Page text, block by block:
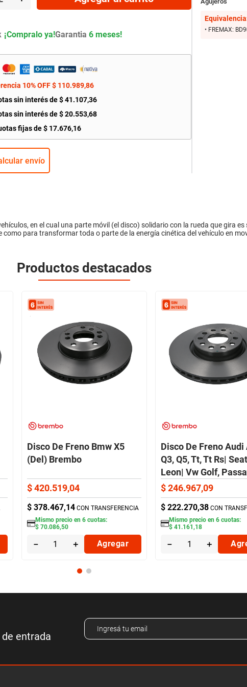
Garantia 6 meses!
10% OFF$ 110.989,86
sin interés de$41.107,36
sin interés de$20.553,68
fijas de$ 17.676,16
envío
• FREMAX:
en el cual una parte móvil (el disco) solidario con la rueda que gira
para transformar toda o parte de la energía cinética del vehículo en
Productos destacados
Disco De Freno Bmw X5
(Del) Brembo
$ 420.519,04
$ 378.467,14 CON TRANSFERENCIA
Mismo precio en 6cuotas:
$ 70.086,50
＋
－ Agregar
Disco De Freno Audi
Q3, Q5, Tt, Tt Rs|
Leon| Vw Golf,
Scirocco, Taos,
Touareg, Vento (Del)
Brembo
$246.967,09
$ 222.270,38 CON
Mismo precio en6 cuotas:
$ 41 .161 ,18
＋
－
entrada